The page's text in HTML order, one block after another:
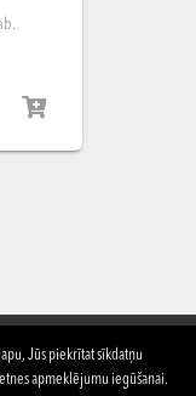
NOMA KONTAKTI
Jūs piekrītat sīkdatņu
apmeklējumu iegūšanai.